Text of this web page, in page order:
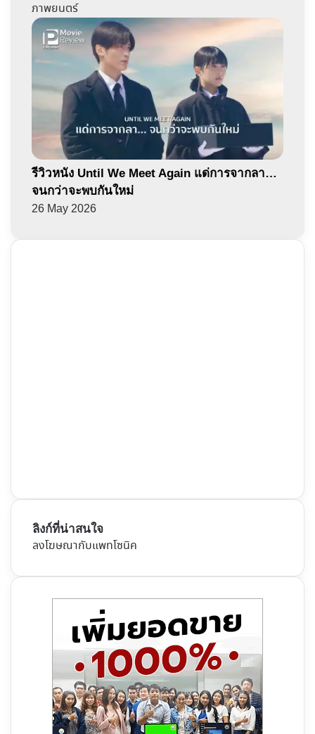
ภาพยนตร์
รีวิวหนัง Until We Meet Again แด่การจากลา…
จนกว่าจะพบกันใหม่
26 May 2026
ลิงก์ที่น่าสนใจ
ลงโฆษณากับแพทโซนิค